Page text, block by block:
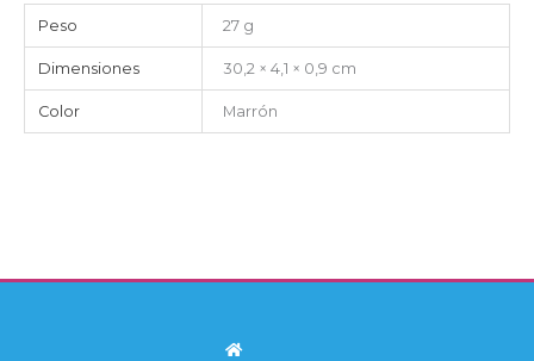
Peso 27 g
Dimensiones 30,2 × 4,1 × 0,9 cm
Color Marrón